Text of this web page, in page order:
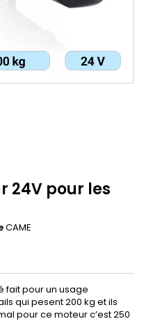
24V pour les
CAME
fait pour un usage
qui pesent 200 kg et ils
pour ce moteur c’est 250